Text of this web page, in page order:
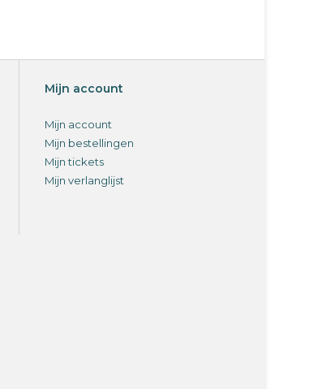
Mijn account
Mijn account
Mijn bestellingen
Mijn tickets
Mijn verlanglijst